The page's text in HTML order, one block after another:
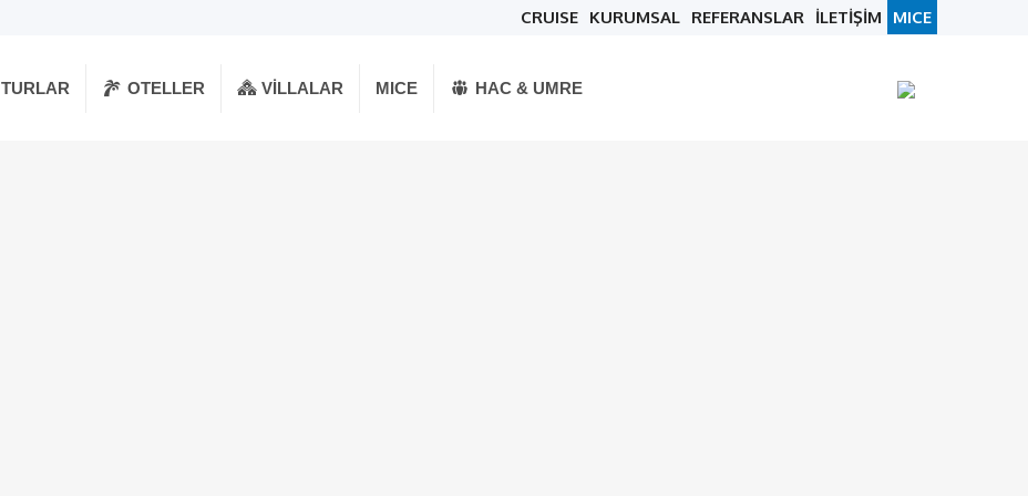
MICE
İLETİŞİM
REFERANSLAR
KURUMSAL
CRUISE
TURLAR OTELLER VILLALAR MICE HAC & UMRE